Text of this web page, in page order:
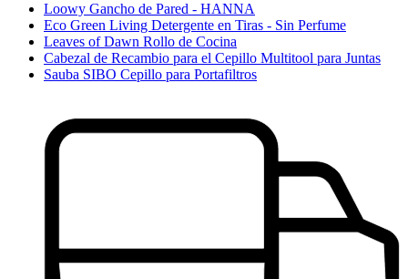
Loowy Gancho de Pared - HANNA
Eco Green Living Detergente en Tiras - Sin Perfume
Leaves of Dawn Rollo de Cocina
Cabezal de Recambio para el Cepillo Multitool para Juntas
Sauba SIBO Cepillo para Portafiltros